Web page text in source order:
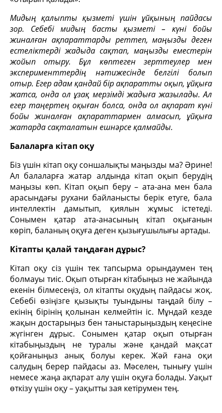
Мидың қалыпты қызметі үшін ұйқының пайдасы
зор. Себебі мидың басты қызметі – күні бойы
жиналған ақпараттарды реттеп, маңызды деген
естеліктерді жадыда сақтап, маңызды еместерін
жойып отыру. Бұл көптеген зерттеулер мен
эксперименттердің нәтижесінде белгілі болып
отыр. Егер адам қандай бір ақпаратты оқып, ұйқыға
жатса, онда ол ұзақ мерзімді жадыға жазылады. Ал
егер таңертең оқыған болса, онда ол ақпарат күні
бойы жиналған ақпараттармен алмасып, ұйқыға
жатарда сақталатын ешнәрсе қалмайды.
Балаларға кітап оқу
Біз үшін кітап оқу соншалықты маңызды ма? Әрине!
Ал балаларға жатар алдында кітап оқып берудің
маңызы көп. Кітап оқып беру – ата-ана мен бала
арасындағы рухани байланысты берік етуге, бала
интеллектін дамытып, қиялын жұмыс істетеді.
Сонымен қатар ата-анасының кітап оқығанын
көріп, баланың оқуға деген қызығушылығы артады.
Кітапты қалай таңдаған дұрыс?
Кітап оқу сіз үшін тек тапсырма орындаумен тең
болмауы тиіс. Оқып отырған кітабыңыз не жайында
екенін білмесеңіз, ол кітапты оқудың пайдасы жоқ.
Себебі өзіңізге қызықты туындыны таңдай білу –
екінің бірінің қолынан келмейтін іс. Мұндай кезде
жақын достарыңыз бен таныстарыңыздың кеңесіне
жүгінген дұрыс. Сонымен қатар оқып отырған
кітабыңыздың не туралы және қандай мақсат
қойғаныңыз анық болуы керек. Жәй ғана оқи
салудың берер пайдасы аз. Мәселен, тынығу үшін
немесе жаңа ақпарат алу үшін оқуға болады. Уақыт
өткізу үшін оқу – уақытты зая кетірумен тең.